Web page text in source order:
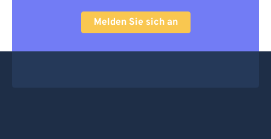
Melden Sie sich an